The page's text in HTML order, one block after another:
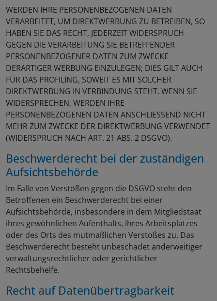
WERDEN IHRE PERSONENBEZOGENEN DATEN
VERARBEITET, UM DIREKTWERBUNG ZU BETREIBEN, SO
HABEN SIE DAS RECHT, JEDERZEIT WIDERSPRUCH
GEGEN DIE VERARBEITUNG SIE BETREFFENDER
PERSONENBEZOGENER DATEN ZUM ZWECKE
DERARTIGER WERBUNG EINZULEGEN; DIES GILT AUCH
FÜR DAS PROFILING, SOWEIT ES MIT SOLCHER
DIREKTWERBUNG IN VERBINDUNG STEHT. WENN SIE
WIDERSPRECHEN, WERDEN IHRE
PERSONENBEZOGENEN DATEN ANSCHLIESSEND NICHT
MEHR ZUM ZWECKE DER DIREKTWERBUNG VERWENDET
(WIDERSPRUCH NACH ART. 21 ABS. 2 DSGVO).
Beschwerde­recht bei der zuständigen
Aufsichts­behörde
Im Falle von Verstößen gegen die DSGVO steht den
Betroffenen ein Beschwerderecht bei einer
Aufsichtsbehörde, insbesondere in dem Mitgliedstaat
ihres gewöhnlichen Aufenthalts, ihres Arbeitsplatzes
oder des Orts des mutmaßlichen Verstoßes zu. Das
Beschwerderecht besteht unbeschadet anderweitiger
verwaltungsrechtlicher oder gerichtlicher
Rechtsbehelfe.
Recht auf Daten­übertrag­barkeit